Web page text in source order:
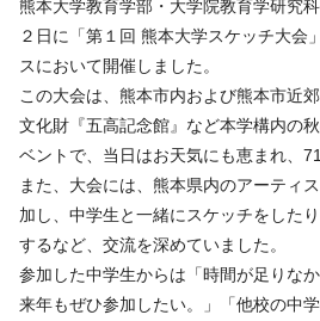
熊本大学教育学部・大学院教育学研究
２日に「第１回 熊本大学スケッチ大会
スにおいて開催しました。
この大会は、熊本市内および熊本市近
文化財『五高記念館』など本学構内の
ベントで、当日はお天気にも恵まれ、
また、大会には、熊本県内のアーティ
加し、中学生と一緒にスケッチをした
するなど、交流を深めていました。
参加した中学生からは「時間が足りな
来年もぜひ参加したい。」「他校の中